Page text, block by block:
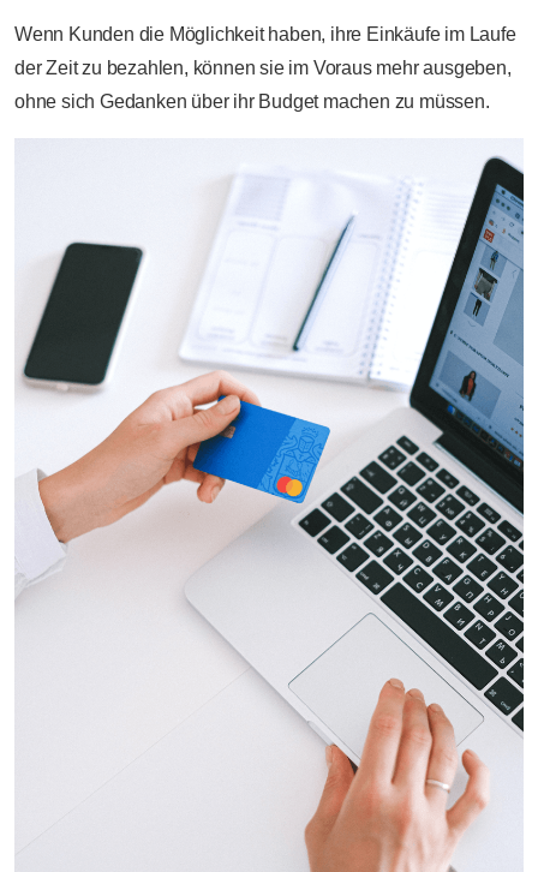
Wenn Kunden die Möglichkeit haben, ihre Einkäufe im Laufe
der Zeit zu bezahlen, können sie im Voraus mehr ausgeben,
ohne sich Gedanken über ihr Budget machen zu müssen.